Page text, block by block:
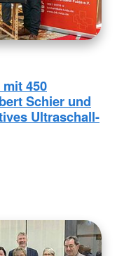
450
Schier und
Ultraschall-